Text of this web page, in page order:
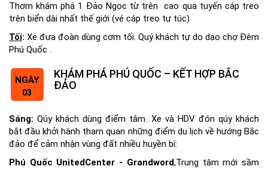
Thơm khám phá 1 Đảo Ngọc từ trên cao qua tuyến cáp treo
trên biển dài nhất thế giới (vé cáp treo tự túc)
Tối: Xe đưa đoàn dùng cơm tối. Quý khách tự do dạo chợ Đêm
Phú Quốc .
NGÀY
03
KHÁM PHÁ PHÚ QUỐC – KẾT HỢP BẮC
ĐẢO
Sáng: Qúy khách dùng điểm tâm. Xe và HDV đón qúy khách
bắt đầu khởi hành tham quan những điểm du lịch về hướng Bắc
đảo để cảm nhận vùng đất nhiều huyền bí:
Phú Quốc UnitedCenter - Grandword,Trung tâm mới sầm